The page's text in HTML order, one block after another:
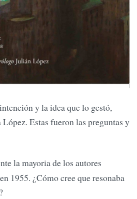
y la idea que lo gestó,
Estas fueron las preguntas y
la mayoria de los autores
1955. ¿Cómo cree que resonaba